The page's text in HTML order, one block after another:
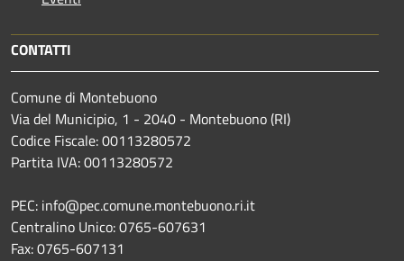
CONTATTI
Comune di Montebuono
Via del Municipio, 1 - 2040 - Montebuono (RI)
Codice Fiscale: 00113280572
Partita IVA: 00113280572
PEC: info@pec.comune.montebuono.ri.it
Centralino Unico: 0765-607631
Fax: 0765-607131